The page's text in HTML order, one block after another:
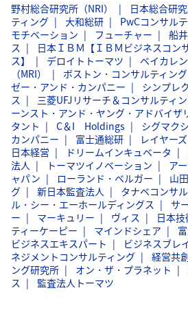
野村総合研究所（NRI） 日本総合研
ティング
大和総研 PwCコンサル
モチベーション
フューチャー
船
ス
日本ＩＢＭ【ＩＢＭビジネスコン
ス】
デロイトトーマツ ベイカレ
（MRI）
ボストン・コンサルティン
ゼー・アンド・カンパニー
シンプレ
ス
三菱UFJリサーチ＆コンサルティ
ーンスト・アンド・ヤング・アドバイザ
タント
C＆I Holdings シグマク
カンパニー
富士通総研
レイヤー
日本経営
ドリームインキュベータ
法人
トーマツイノベーション
ア
ャパン
ローランド・ベルガー
山
グ
新日本監査法人 タナベコンサ
ル・シー・エーホールディングス
サ
ー
マーキュリー ヴィス 日本
ティーケーピー
マインドシェア
ビジネスエキスパート
ビジネスブレ
ネジメントコンサルティング
経営共
ング研究所
オン・ザ・プラネット
ス
監査法人トーマツ